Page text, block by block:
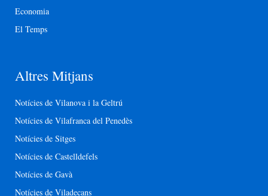
Economia
El Temps
Altres Mitjans
Notícies de Vilanova i la Geltrú
Notícies de Vilafranca del Penedès
Notícies de Sitges
Notícies de Castelldefels
Notícies de Gavà
Notícies de Viladecans